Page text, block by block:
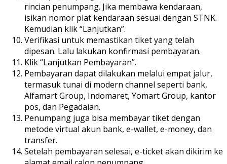
rincian penumpang. Jika membawa kendaraan,
isikan nomor plat kendaraan sesuai dengan STNK.
Kemudian klik “Lanjutkan”.
Verifikasi untuk memastikan tiket yang telah
dipesan. Lalu lakukan konfirmasi pembayaran.
Klik “Lanjutkan Pembayaran”.
Pembayaran dapat dilakukan melalui empat jalur,
termasuk tunai di modern channel seperti bank,
Alfamart Group, Indomaret, Yomart Group, kantor
pos, dan Pegadaian.
Penumpang juga bisa membayar tiket dengan
metode virtual akun bank, e-wallet, e-money, dan
transfer.
Setelah pembayaran selesai, e-ticket akan dikirim ke